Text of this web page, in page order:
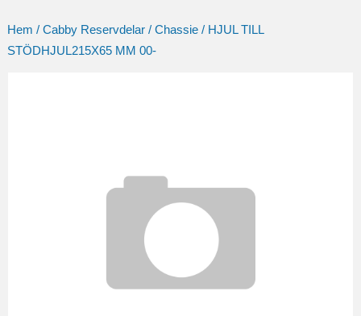
Hem / Cabby Reservdelar/ Chassie/ HJUL TILL
STÖDHJUL215X65 MM 00-